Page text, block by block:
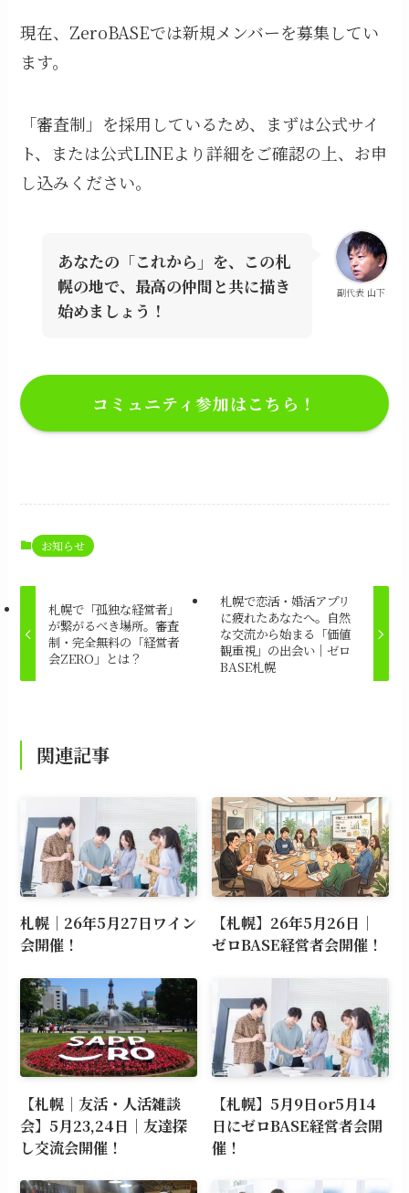
現在、ZeroBASEでは新規メンバーを募集してい
ます。
「審査制」を採用しているため、まずは公式サイ
ト、または公式LINEより詳細をご確認の上、お申
し込みください。
副代表 山下
あなたの「これから」を、この札
幌の地で、最高の仲間と共に描き
始めましょう！
コミュニティ参加はこちら！
お知らせ
札幌で「孤独な経営者」
が繋がるべき場所。審査
制・完全無料の「経営者
会ZERO」とは？
札幌で恋活・婚活アプリ
に疲れたあなたへ。自然
な交流から始まる「価値
観重視」の出会い｜ゼロ
BASE札幌
関連記事
札幌｜26年5月27日ワイン
会開催！
【札幌】26年5月26日｜
ゼロBASE経営者会開催！
【札幌｜友活・人活雑談
会】5月23,24日｜友達探
し交流会開催！
【札幌】5月9日or5月14
日にゼロBASE経営者会開
催！